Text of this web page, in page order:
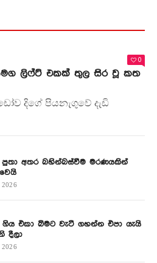
0
ලිෆ්ට් එකක් තුල සිර වූ කත
දිගේ පියනැගුවේ දැඩි
පුතා අතර බහින්බස්වීම මරණයකින්
2026
ගිය එකා බිමට වැටී ගහන්න එපා යැයි
දීලා
2026